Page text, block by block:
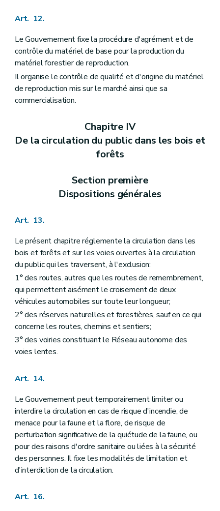
Art. 12.
Le Gouvernement fixe la procédure d'agrément et de
contrôle du matériel de base pour la production du
matériel forestier de reproduction.
Il organise le contrôle de qualité et d'origine du matériel
de reproduction mis sur le marché ainsi que sa
commercialisation.
Chapitre IV
De la circulation du public dans les bois et
forêts
Section première
Dispositions générales
Art. 13.
Le présent chapitre réglemente la circulation dans les
bois et forêts et sur les voies ouvertes à la circulation
du public qui les traversent, à l'exclusion:
1° des routes, autres que les routes de remembrement,
qui permettent aisément le croisement de deux
véhicules automobiles sur toute leur longueur;
2° des réserves naturelles et forestières, sauf en ce qui
concerne les routes, chemins et sentiers;
3° des voiries constituant le Réseau autonome des
voies lentes.
Art. 14.
Le Gouvernement peut temporairement limiter ou
interdire la circulation en cas de risque d'incendie, de
menace pour la faune et la flore, de risque de
perturbation significative de la quiétude de la faune, ou
pour des raisons d'ordre sanitaire ou liées à la sécurité
des personnes. Il fixe les modalités de limitation et
d'interdiction de la circulation.
Art. 16.